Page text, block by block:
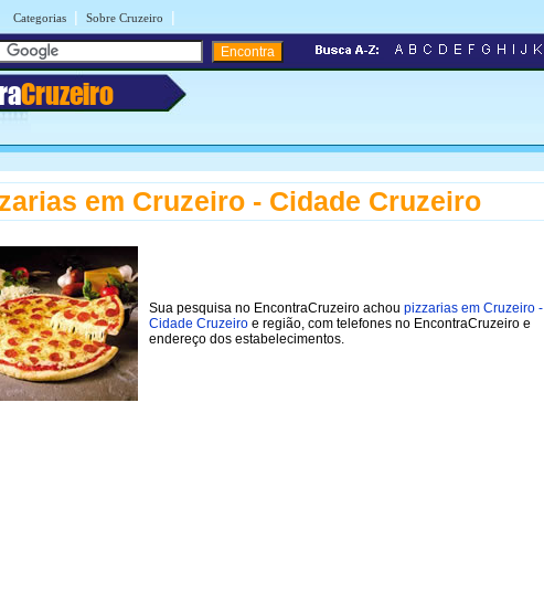
Categorias | Sobre Cruzeiro |
Cruzeiro
em Cruzeiro - Cidade Cruzeiro
Sua pesquisa no EncontraCruzeiro achou pizzarias em Cruzeiro -
Cidade Cruzeiro e região, com telefones no EncontraCruzeiro e
endereço dos estabelecimentos.